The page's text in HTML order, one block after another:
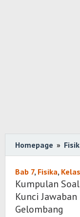
Homepage »
Bab 7, Fisika,
Kumpulan
Kunci
Gelombang